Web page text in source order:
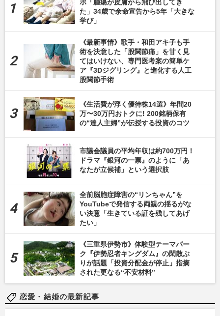
ポ「腫瘍が皮膚から飛び出してき
た」34歳で余命宣告から5年「大きな
学び」
《最新事情》歌手・和田アキ子も手
術を決意した「股関節痛」を甘く見
てはいけない、専門医考案の簡単ケ
ア『3Dジグリング』と進化する人工
股関節手術
《生活費が浮く優待株14選》年間20
万〜30万円おトクに! 200銘柄保有
の“達人主婦”が伝授する投資のコツ
市議会議員の平均年収は約700万円！
ドラマ『銀河の一票』のように「あ
なたが立候補」という選択肢
全前脳胞症障害の“リンちゃん”を
YouTubeで発信する両親の揺るがな
い決意「生きている証を残してあげ
たい」
《三重県伊勢市》体験型テーマパー
ク『伊勢忍者キングダム』の閑散ぶ
りが話題「投資分配金が停止」指摘
された更なる“不安材料”
恋愛・結婚の最新記事